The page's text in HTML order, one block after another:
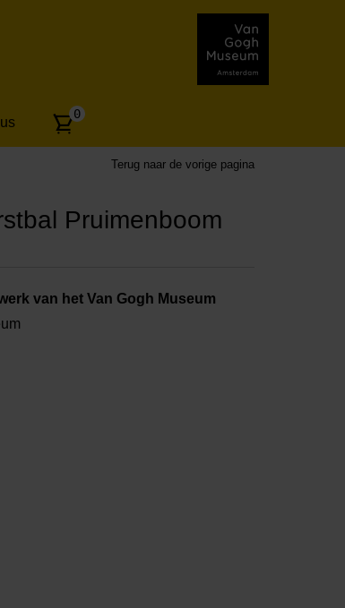
Aantal
0
Terug naar de vorige pagina
Pruimenboom
van het Van Gogh Museum